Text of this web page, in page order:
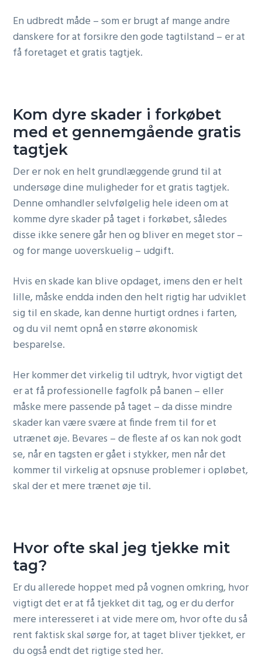
En udbredt måde – som er brugt af mange andre
danskere for at forsikre den gode tagtilstand – er at
få foretaget et gratis tagtjek.
Kom dyre skader i forkøbet
med et gennemgående gratis
tagtjek
Der er nok en helt grundlæggende grund til at
undersøge dine muligheder for et gratis tagtjek.
Denne omhandler selvfølgelig hele ideen om at
komme dyre skader på taget i forkøbet, således
disse ikke senere går hen og bliver en meget stor –
og for mange uoverskuelig – udgift.
Hvis en skade kan blive opdaget, imens den er helt
lille, måske endda inden den helt rigtig har udviklet
sig til en skade, kan denne hurtigt ordnes i farten,
og du vil nemt opnå en større økonomisk
besparelse.
Her kommer det virkelig til udtryk, hvor vigtigt det
er at få professionelle fagfolk på banen – eller
måske mere passende på taget – da disse mindre
skader kan være svære at finde frem til for et
utrænet øje. Bevares – de fleste af os kan nok godt
se, når en tagsten er gået i stykker, men når det
kommer til virkelig at opsnuse problemer i opløbet,
skal der et mere trænet øje til.
Hvor ofte skal jeg tjekke mit
tag?
Er du allerede hoppet med på vognen omkring, hvor
vigtigt det er at få tjekket dit tag, og er du derfor
mere interesseret i at vide mere om, hvor ofte du så
rent faktisk skal sørge for, at taget bliver tjekket, er
du også endt det rigtige sted her.